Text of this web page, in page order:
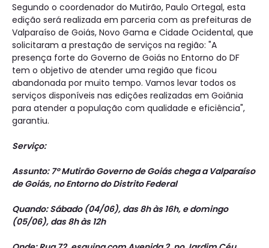
Segundo o coordenador do Mutirão, Paulo Ortegal, esta
edição será realizada em parceria com as prefeituras de
Valparaíso de Goiás, Novo Gama e Cidade Ocidental, que
solicitaram a prestação de serviços na região: "A
presença forte do Governo de Goiás no Entorno do DF
tem o objetivo de atender uma região que ficou
abandonada por muito tempo. Vamos levar todos os
serviços disponíveis nas edições realizadas em Goiânia
para atender a população com qualidade e eficiência",
garantiu.
Serviço:
Assunto: 7º Mutirão Governo de Goiás chega a Valparaíso
de Goiás, no Entorno do Distrito Federal
Quando: Sábado (04/06), das 8h às 16h, e domingo
(05/06), das 8h às 12h